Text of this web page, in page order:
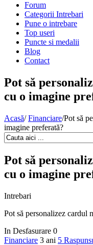
Forum
Categorii Intrebari
Pune o intrebare
Top useri
Puncte si medalii
Blog
Contact
Pot să
cu o imagine
Acasă/ Financiare/Pot să
imagine preferată?
Pot să
cu o imagine
Intrebari
Pot să personalizez cardul
In Desfasurare 0
Financiare 3 ani 5